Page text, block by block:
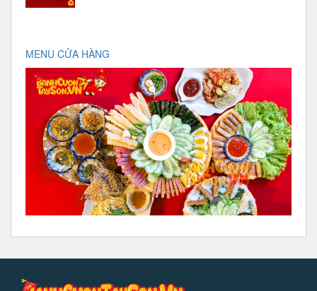
MENU CỬA HÀNG